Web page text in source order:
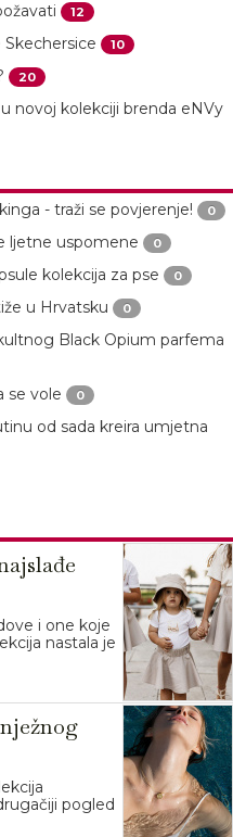
12
10
20
novoj kolekciji brenda eNVy
- traži se povjerenje!
0
ljetne uspomene 0
kolekcija za pse 0
u Hrvatsku 0
Black Opium parfema
se vole 0
od sada kreira umjetna
i one koje
nastala je
pogled